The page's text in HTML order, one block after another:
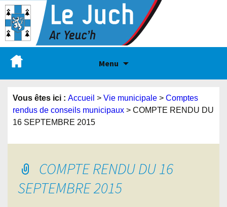
Menu
Vous êtes ici : Accueil > Vie municipale > Comptes
rendus de conseils municipaux > COMPTE RENDU DU
16 SEPTEMBRE 2015
COMPTE RENDU DU 16
SEPTEMBRE 2015